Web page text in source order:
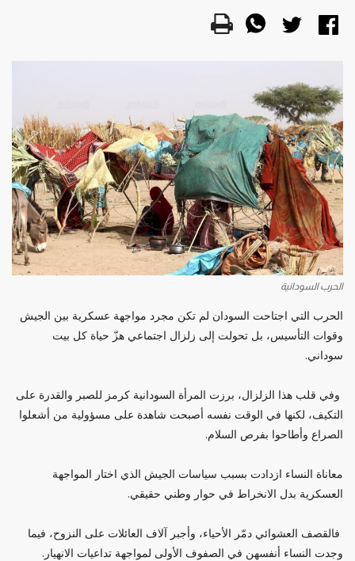
الحرب السودانية
الحرب التي اجتاحت السودان لم تكن مجرد مواجهة عسكرية بين الجيش
وقوات التأسيس، بل تحولت إلى زلزال اجتماعي هزّ حياة كل بيت
سوداني.
وفي قلب هذا الزلزال، برزت المرأة السودانية كرمز للصبر والقدرة على
التكيف، لكنها في الوقت نفسه أصبحت شاهدة على مسؤولية من أشعلوا
الصراع وأطاحوا بفرص السلام.
معاناة النساء ازدادت بسبب سياسات الجيش الذي اختار المواجهة
العسكرية بدل الانخراط في حوار وطني حقيقي.
فالقصف العشوائي دمّر الأحياء، وأجبر آلاف العائلات على النزوح، فيما
وجدت النساء أنفسهن في الصفوف الأولى لمواجهة تداعيات الانهيار.